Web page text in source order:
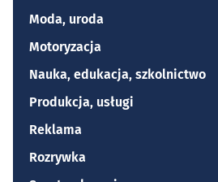
Moda, uroda
Motoryzacja
Nauka, edukacja, szkolnictwo
Produkcja, usługi
Reklama
Rozrywka